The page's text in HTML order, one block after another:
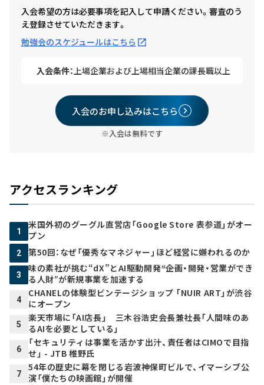
入会希望の方は必要事項を記入して申請ください。審査のう
え登録させていただきます。
勉強会のスケジュールはこちら
入会条件：上場企業および上場相当企業の課長職以上
入会のお申し込みはこちら
※入会は無料です
アクセスランキング
1
米国外初のグーグル直営店「Google Store 表参道」がオー
プン
2 第50回：なぜ「優秀なマネジャー」ほど経営に嫌われるのか
3
味の素社が挑む“dX”とAI駆動開発――“企画・開発・営業ができ
る人財”が新規事業を加速する
4
CHANELの体験型ビンテージショップ 「NUIR ART」が渋谷
にオープン
5
楽天市場に「AI店長」 三木谷浩史会長兼社長「人間味のあ
るAIを必要としている」
6
「セキュリティは事業を活かす出汁、責任者はCIMOで目指
せ」 - JTB 椎野氏
7
54年の歴史に幕を閉じる岩波神保町ビルで、イマーシブ公
演「僕たちの映画館」が開催